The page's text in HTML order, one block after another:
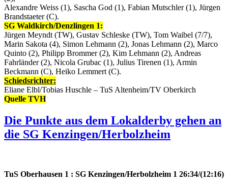
Alexandre Weiss (1), Sascha God (1), Fabian Mutschler (1), Jürgen
Brandstaeter (C).
SG Waldkirch/Denzlingen 1:
Jürgen Meyndt (TW), Gustav Schleske (TW), Tom Waibel (7/7),
Marin Sakota (4), Simon Lehmann (2), Jonas Lehmann (2), Marco
Quinto (2), Philipp Brommer (2), Kim Lehmann (2), Andreas
Fahrländer (2), Nicola Grubac (1), Julius Tirenen (1), Armin
Beckmann (C), Heiko Lemmert (C).
Schiedsrichter:
Eliane Elbl/Tobias Huschle – TuS Altenheim/TV Oberkirch
Quelle TVH
Die Punkte aus dem Lokalderby gehen an
die SG Kenzingen/Herbolzheim
TuS Oberhausen 1 : SG Kenzingen/Herbolzheim 1 26:34/(12:16)